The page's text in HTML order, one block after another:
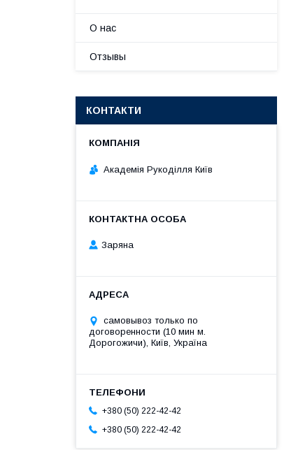
О нас
Отзывы
КОНТАКТИ
Академія Рукоділля Київ
Заряна
самовывоз только по
договоренности (10 мин м.
Дорогожичи), Київ, Україна
+380 (50) 222-42-42
+380 (50) 222-42-42